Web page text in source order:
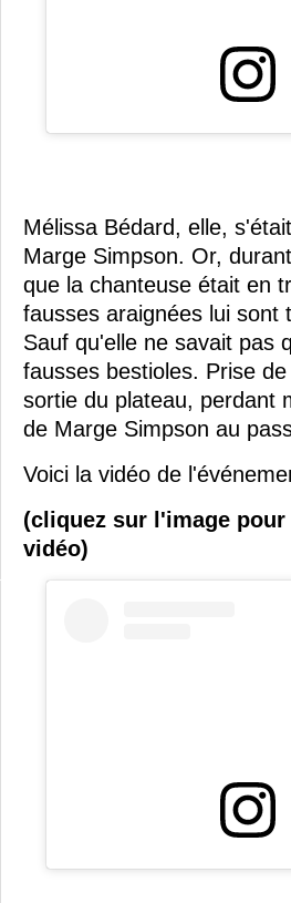
Mélissa Bédard, elle,
Marge Simpson. Or,
que la chanteuse était en
fausses araignées lui sont
Sauf qu'elle ne savait pas
fausses bestioles. Prise
sortie du plateau, perdant
de Marge Simpson au
Voici la vidéo de
(cliquez sur l'image
vidéo)